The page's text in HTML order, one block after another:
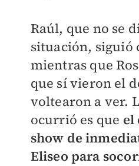
Raúl, que no se
situación, siguió
mientras que
que sí vieron el
voltearon a ver.
ocurrió es que el
show de
Eliseo para